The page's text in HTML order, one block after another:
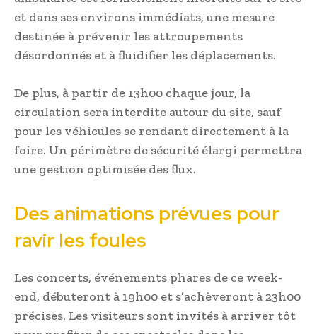
et dans ses environs immédiats, une mesure
destinée à prévenir les attroupements
désordonnés et à fluidifier les déplacements.
De plus, à partir de 13h00 chaque jour, la
circulation sera interdite autour du site, sauf
pour les véhicules se rendant directement à la
foire. Un périmètre de sécurité élargi permettra
une gestion optimisée des flux.
Des animations prévues pour
ravir les foules
Les concerts, événements phares de ce week-
end, débuteront à 19h00 et s’achèveront à 23h00
précises. Les visiteurs sont invités à arriver tôt